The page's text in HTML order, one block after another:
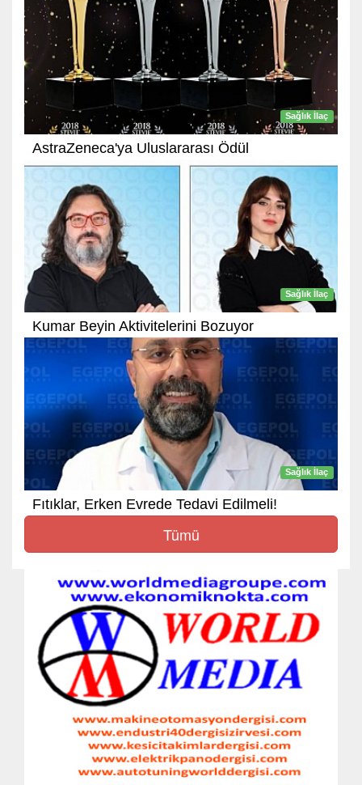
Sağlık İlaç
AstraZeneca'ya Uluslararası Ödül
Sağlık İlaç
Kumar Beyin Aktivitelerini Bozuyor
Sağlık İlaç
Fıtıklar, Erken Evrede Tedavi Edilmeli!
Tümü